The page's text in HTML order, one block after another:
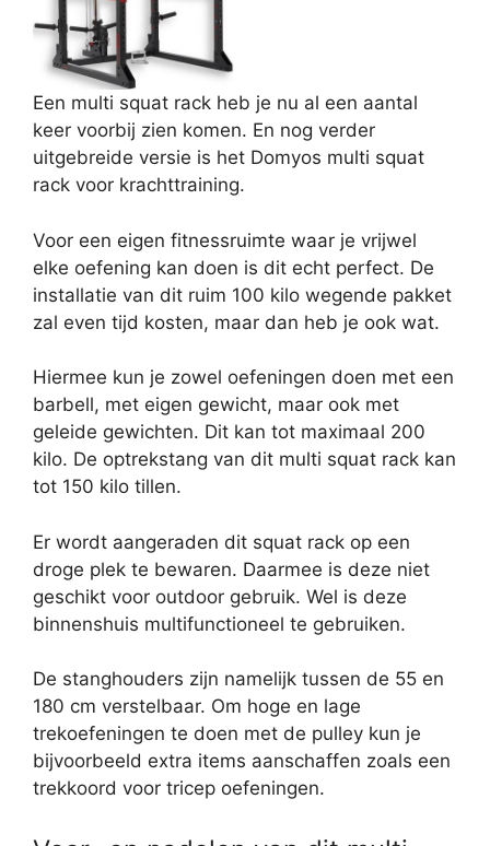
Een multi squat rack heb je nu al een aantal
keer voorbij zien komen. En nog verder
uitgebreide versie is het Domyos multi squat
rack voor krachttraining.
Voor een eigen fitnessruimte waar je vrijwel
elke oefening kan doen is dit echt perfect. De
installatie van dit ruim 100 kilo wegende pakket
zal even tijd kosten, maar dan heb je ook wat.
Hiermee kun je zowel oefeningen doen met een
barbell, met eigen gewicht, maar ook met
geleide gewichten. Dit kan tot maximaal 200
kilo. De optrekstang van dit multi squat rack kan
tot 150 kilo tillen.
Er wordt aangeraden dit squat rack op een
droge plek te bewaren. Daarmee is deze niet
geschikt voor outdoor gebruik. Wel is deze
binnenshuis multifunctioneel te gebruiken.
De stanghouders zijn namelijk tussen de 55 en
180 cm verstelbaar. Om hoge en lage
trekoefeningen te doen met de pulley kun je
bijvoorbeeld extra items aanschaffen zoals een
trekkoord voor tricep oefeningen.